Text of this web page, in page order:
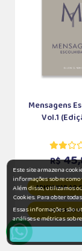
Mensagens
Vol.1
R$
ADICIONAR AO
COMPRAR
Este site armazena
informações sobre
Além disso, utilizamos
Cookies. Para obter
Essas informações são
análises e métricas